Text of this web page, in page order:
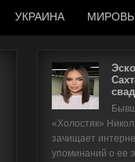
УКРАИНА
«Холостяк»
зачищает
упоминаний о ее